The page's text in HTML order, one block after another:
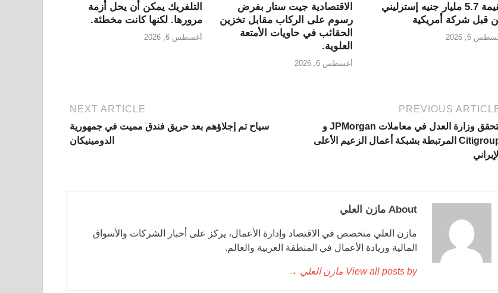
بقيمة 5.7 مليار جنيه إسترليني
قبل شركة أمريكية
6, 2026
الاقتصادية جيت ستار بفرض
رسوم على الركاب مقابل تخزين
الحقائب في حاويات الأمتعة
العلوية.
أغسطس 6, 2026
التلفريك يمكن أن يحل أزمة
مرورها. لكنها كانت مخطئة.
أغسطس 6, 2026
PREVIOUS
تتحقق وزارة العدل في معاملات JPMorgan و
Citigroup المرتبطة بشبكة أعمال الزعيم الأعلى
الإيراني
NEXT ARTICLE
سياح تم إجلاؤهم بعد حريق فندق مميت في جمهورية
الدومينيكان
About مازن العلي
مازن العلي متخصص في الاقتصاد وإدارة الأعمال، يركز على أخبار الشركات والأسواق
المالية وريادة الأعمال في المنطقة العربية والعالم.
View all posts by مازن العلي →